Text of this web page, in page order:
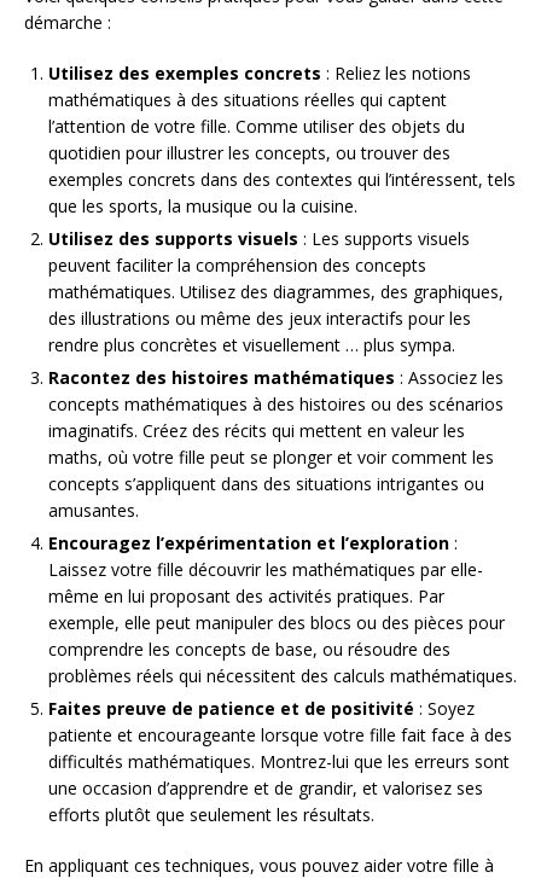
démarche :
Utilisez des exemples concrets : Reliez les notions
mathématiques à des situations réelles qui captent
l’attention de votre fille. Comme utiliser des objets du
quotidien pour illustrer les concepts, ou trouver des
exemples concrets dans des contextes qui l’intéressent, tels
que les sports, la musique ou la cuisine.
Utilisez des supports visuels : Les supports visuels
peuvent faciliter la compréhension des concepts
mathématiques. Utilisez des diagrammes, des graphiques,
des illustrations ou même des jeux interactifs pour les
rendre plus concrètes et visuellement … plus sympa.
Racontez des histoires mathématiques : Associez les
concepts mathématiques à des histoires ou des scénarios
imaginatifs. Créez des récits qui mettent en valeur les
maths, où votre fille peut se plonger et voir comment les
concepts s’appliquent dans des situations intrigantes ou
amusantes.
Encouragez l’expérimentation et l’exploration :
Laissez votre fille découvrir les mathématiques par elle-
même en lui proposant des activités pratiques. Par
exemple, elle peut manipuler des blocs ou des pièces pour
comprendre les concepts de base, ou résoudre des
problèmes réels qui nécessitent des calculs mathématiques.
Faites preuve de patience et de positivité : Soyez
patiente et encourageante lorsque votre fille fait face à des
difficultés mathématiques. Montrez-lui que les erreurs sont
une occasion d’apprendre et de grandir, et valorisez ses
efforts plutôt que seulement les résultats.
En appliquant ces techniques, vous pouvez aider votre fille à